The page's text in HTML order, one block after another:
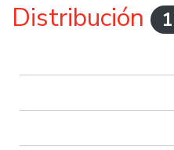
Distribución